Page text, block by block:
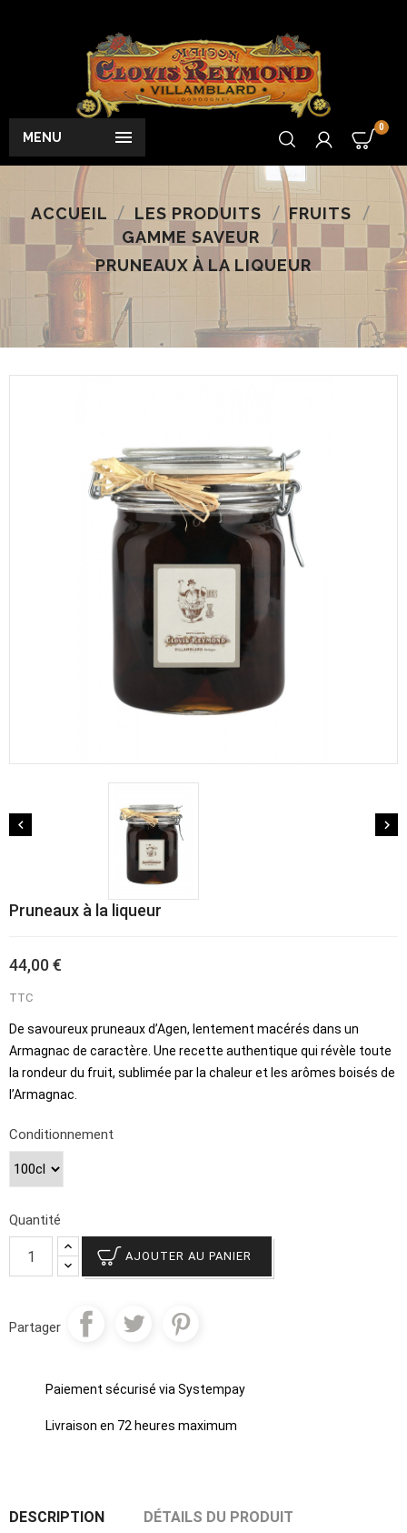

MENU
0
ACCUEIL LES PRODUITS
FRUITS
GAMME SAVEUR
PRUNEAUX À LA LIQUEUR
 
Pruneaux à la liqueur
44,00 €
TTC
De savoureux pruneaux d’Agen, lentement macérés dans un
Armagnac de caractère. Une recette authentique qui révèle toute
la rondeur du fruit, sublimée par la chaleur et les arômes boisés de
l’Armagnac.
Conditionnement
Quantité
AJOUTER AU PANIER
Partager
Paiement sécurisé via Systempay
Livraison en 72 heures maximum
DESCRIPTION DÉTAILS DU PRODUIT